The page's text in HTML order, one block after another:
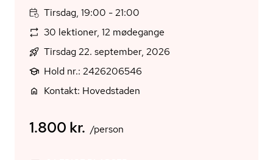
Tirsdag, 19:00 - 21:00
30 lektioner, 12 mødegange
Tirsdag 22. september, 2026
Hold nr.: 2426206546
Kontakt: Hovedstaden
1.800 kr. /person